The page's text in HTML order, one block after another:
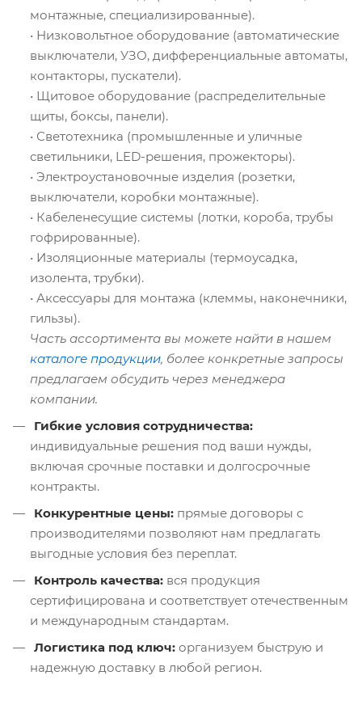
монтажные, специализированные).
• Низковольтное оборудование (автоматические
выключатели, УЗО, дифференциальные автоматы,
контакторы, пускатели).
• Щитовое оборудование (распределительные
щиты, боксы, панели).
• Светотехника (промышленные и уличные
светильники, LED-решения, прожекторы).
• Электроустановочные изделия (розетки,
выключатели, коробки монтажные).
• Кабеленесущие системы (лотки, короба, трубы
гофрированные).
• Изоляционные материалы (термоусадка,
изолента, трубки).
• Аксессуары для монтажа (клеммы, наконечники,
гильзы).
Часть ассортимента вы можете найти в нашем
каталоге продукции, более конкретные запросы
предлагаем обсудить через менеджера
компании.
Гибкие условия сотрудничества:
индивидуальные решения под ваши нужды,
включая срочные поставки и долгосрочные
контракты.
Конкурентные цены: прямые договоры с
производителями позволяют нам предлагать
выгодные условия без переплат.
Контроль качества: вся продукция
сертифицирована и соответствует отечественным
и международным стандартам.
Логистика под ключ: организуем быструю и
надежную доставку в любой регион.